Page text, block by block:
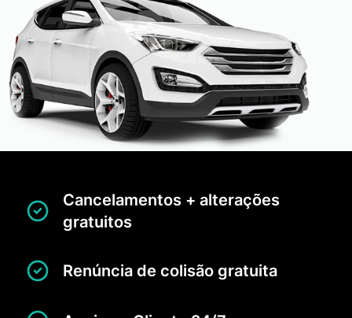
Cancelamentos + alterações
gratuitos
Renúncia de colisão gratuita